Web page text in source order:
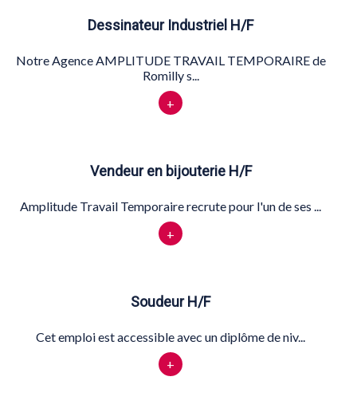
Dessinateur Industriel H/F
Notre Agence AMPLITUDE TRAVAIL TEMPORAIRE de
Romilly s...
+
Vendeur en bijouterie H/F
Amplitude Travail Temporaire recrute pour l'un de ses ...
+
Soudeur H/F
Cet emploi est accessible avec un diplôme de niv...
+